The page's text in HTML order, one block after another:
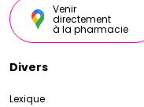
Venir
directement
à la pharmacie
Divers
Lexique